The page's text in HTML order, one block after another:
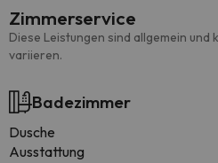
Zimmerservice
Diese Leistungen sind allgemein und
variieren.
Badezimmer
Dusche
Ausstattung